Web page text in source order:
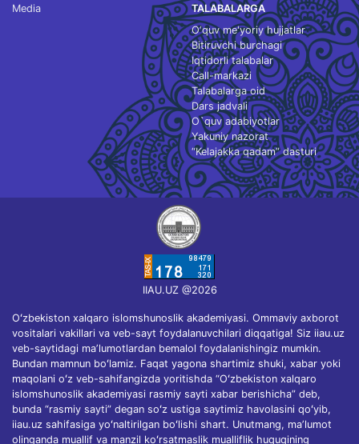
Media
TALABALARGA
O‘quv me'yoriy hujjatlar
Bitiruvchi burchagi
Iqtidorli talabalar
Call-markazi
Talabalarga oid
Dars jadvali
O`quv adabiyotlar
Yakuniy nazorat
“Kelajakka qadam” dasturi
IIAU.UZ @2026
Oʻzbekiston xalqaro islomshunoslik akademiyasi. Ommaviy axborot
vositalari vakillari va veb-sayt foydalanuvchilari diqqatiga! Siz iiau.uz
veb-saytidagi maʼlumotlardan bemalol foydalanishingiz mumkin.
Bundan mamnun boʻlamiz. Faqat yagona shartimiz shuki, xabar yoki
maqolani oʻz veb-sahifangizda yoritishda “Oʻzbekiston xalqaro
islomshunoslik akademiyasi rasmiy sayti xabar berishicha” deb,
bunda “rasmiy sayti” degan soʻz ustiga saytimiz havolasini qoʻyib,
iiau.uz sahifasiga yoʻnaltirilgan boʻlishi shart. Unutmang, maʼlumot
olinganda muallif va manzil koʻrsatmaslik mualliflik huquqining